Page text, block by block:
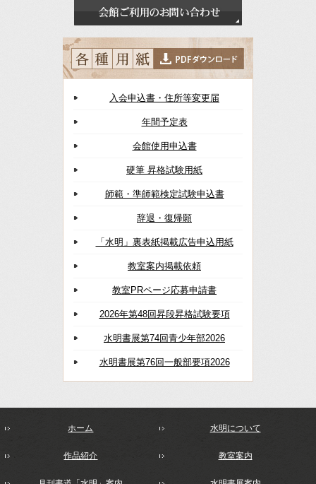
入会申込書・住所等変更届
年間予定表
会館使用申込書
硬筆 昇格試験用紙
師範・準師範検定試験申込書
辞退・復帰願
「水明」裏表紙掲載広告申込用紙
教室案内掲載依頼
教室PRページ応募申請書
2026年第48回昇段昇格試験要項
水明書展第74回青少年部2026
水明書展第76回一般部要項2026
ホーム 水明について
作品紹介 教室案内